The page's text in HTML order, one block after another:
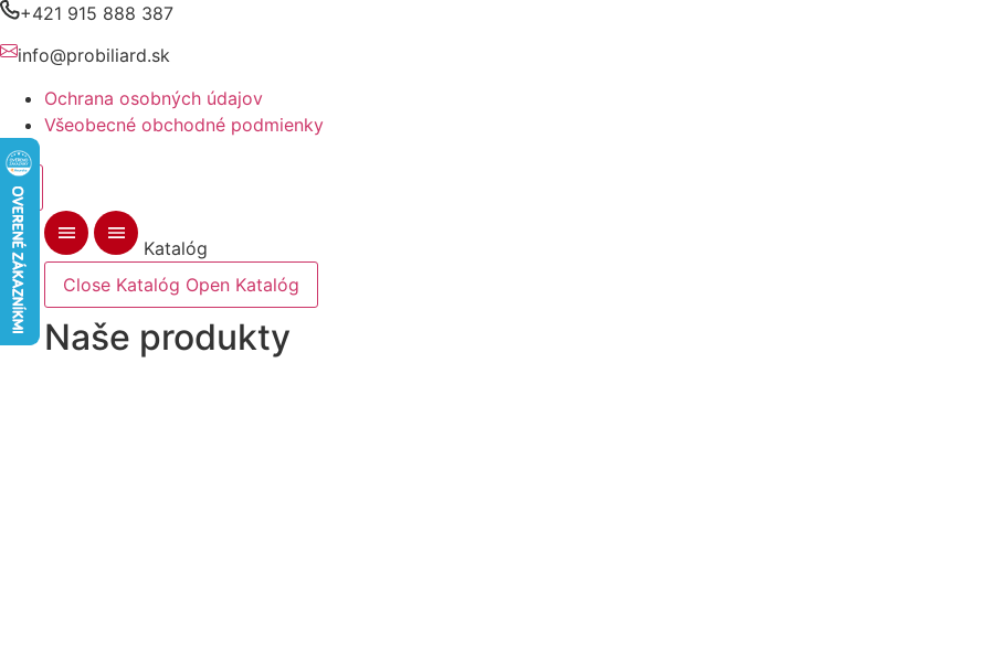
Preskočiť
na
obsah
+421 915 888 387
info@probiliard.sk
Ochrana osobných údajov
Všeobecné obchodné podmienky
Katalóg
Close Katalóg Open Katalóg
Naše produkty